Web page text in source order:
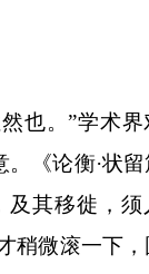
也。”学术界
《论衡·状留
及其移徙，须
稍微滚一下